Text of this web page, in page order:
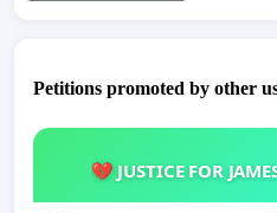
Petitions promoted by other
💔 JUSTICE FOR